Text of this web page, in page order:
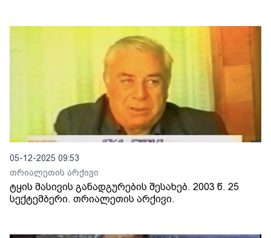
05-12-2025 09:53
თრიალეთის არქივი
ტყის მასივის განადგურების შესახებ. 2003 წ. 25
სექტემბერი. თრიალეთის არქივი.